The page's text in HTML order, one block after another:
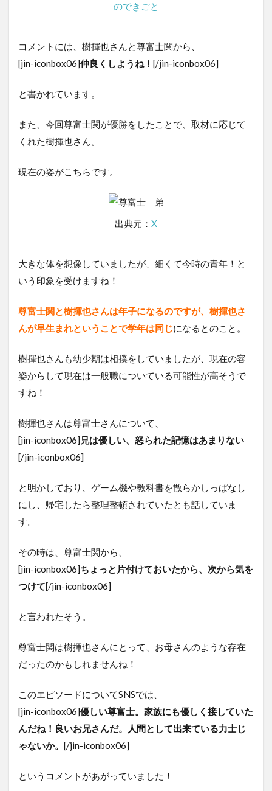
のできごと
コメントには、樹揮也さんと尊富士関から、
[jin-iconbox06]仲良くしようね！ [/jin-iconbox06]
と書かれています。
また、今回尊富士関が優勝をしたことで、取材に応じて
くれた樹揮也さん。
現在の姿がこちらです。
出典元： X
大きな体を想像していましたが、細くて今時の青年！と
いう印象を受けますね！
尊富士関と樹揮也さんは年子になるのですが、樹揮也さ
んが早生まれということで学年は同じになるとのこと。
樹揮也さんも幼少期は相撲をしていましたが、現在の容
姿からして現在は一般職についている可能性が高そうで
すね！
樹揮也さんは尊富士さんについて、
[jin-iconbox06]兄は優しい、怒られた記憶はあまりない
[/jin-iconbox06]
と明かしており、ゲーム機や教科書を散らかしっぱなし
にし、帰宅したら整理整頓されていたとも話していま
す。
その時は、尊富士関から、
[jin-iconbox06]ちょっと片付けておいたから、次から気を
つけて[/jin-iconbox06]
と言われたそう。
尊富士関は樹揮也さんにとって、お母さんのような存在
だったのかもしれませんね！
このエピソードについてSNSでは、
[jin-iconbox06]優しい尊富士。家族にも優しく接していた
んだね！良いお兄さんだ。人間として出来ている力士じ
ゃないか。 [/jin-iconbox06]
というコメントがあがっていました！